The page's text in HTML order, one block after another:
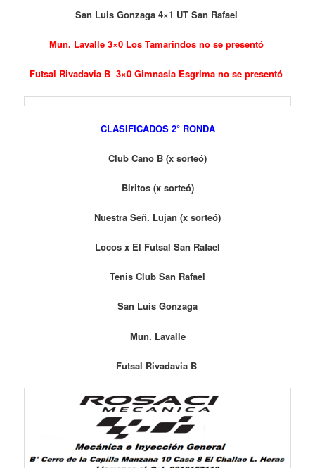
San Luis Gonzaga 4×1 UT San Rafael
Mun. Lavalle 3×0 Los Tamarindos no se presentó
Futsal Rivadavia B 3×0 Gimnasia Esgrima no se presentó
CLASIFICADOS 2° RONDA
Club Cano B (x sorteó)
Biritos (x sorteó)
Nuestra Señ. Lujan (x sorteó)
Locos x El Futsal San Rafael
Tenis Club San Rafael
San Luis Gonzaga
Mun. Lavalle
Futsal Rivadavia B